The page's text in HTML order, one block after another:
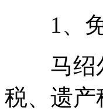
1、免
马绍尔
税、遗产